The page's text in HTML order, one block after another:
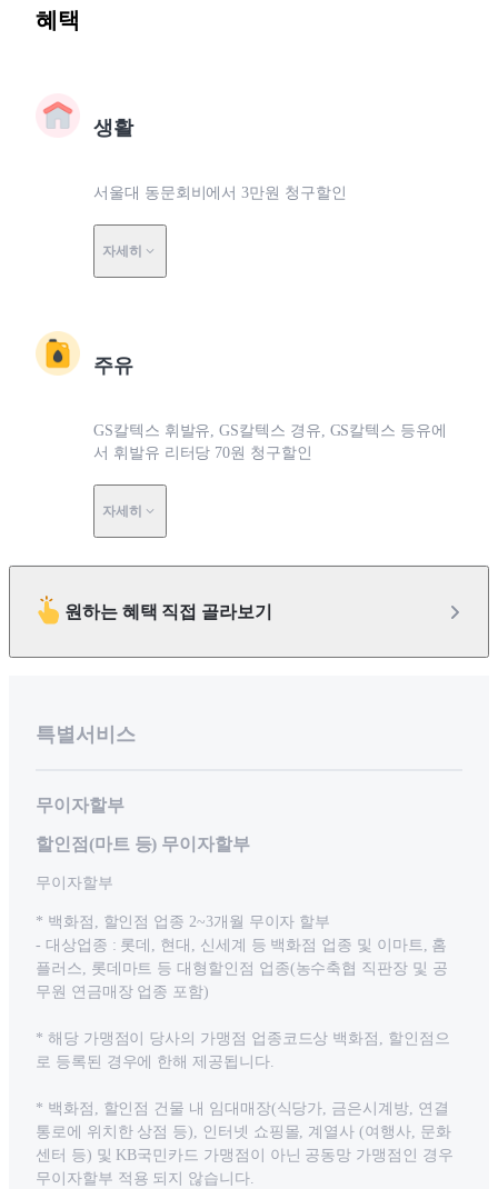
혜택
생활
서울대 동문회비에서 3만원 청구할인
자세히
주유
GS칼텍스 휘발유, GS칼텍스 경유, GS칼텍스 등유에
서 휘발유 리터당 70원 청구할인
자세히
원하는 혜택 직접 골라보기
특별서비스
무이자할부
할인점(마트 등) 무이자할부
무이자할부
* 백화점, 할인점 업종 2~3개월 무이자 할부
- 대상업종 : 롯데, 현대, 신세계 등 백화점 업종 및 이마트, 홈
플러스, 롯데마트 등 대형할인점 업종(농수축협 직판장 및 공
무원 연금매장 업종 포함)
* 해당 가맹점이 당사의 가맹점 업종코드상 백화점, 할인점으
로 등록된 경우에 한해 제공됩니다.
* 백화점, 할인점 건물 내 임대매장(식당가, 금은시계방, 연결
통로에 위치한 상점 등), 인터넷 쇼핑몰, 계열사 (여행사, 문화
센터 등) 및 KB국민카드 가맹점이 아닌 공동망 가맹점인 경우
무이자할부 적용 되지 않습니다.